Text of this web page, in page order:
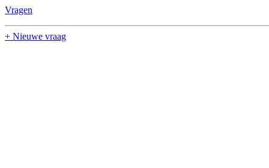
Vragen
+ Nieuwe vraag